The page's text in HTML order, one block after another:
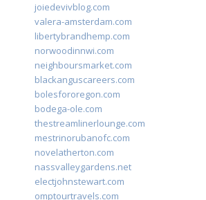
joiedevivblog.com
valera-amsterdam.com
libertybrandhemp.com
norwoodinnwi.com
neighboursmarket.com
blackanguscareers.com
bolesfororegon.com
bodega-ole.com
thestreamlinerlounge.com
mestrinorubanofc.com
novelatherton.com
nassvalleygardens.net
electjohnstewart.com
omptourtravels.com